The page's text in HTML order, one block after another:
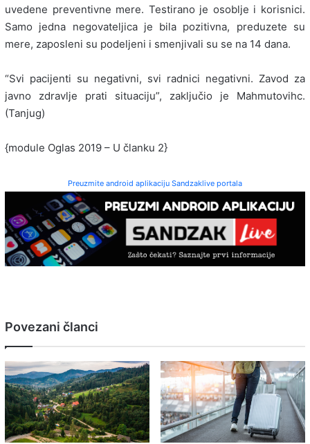
uvedene preventivne mere. Testirano je osoblje i korisnici.
Samo jedna negovateljica je bila pozitivna, preduzete su
mere, zaposleni su podeljeni i smenjivali su se na 14 dana.
“Svi pacijenti su negativni, svi radnici negativni. Zavod za
javno zdravlje prati situaciju”, zaključio je Mahmutovihc.
(Tanjug)
{module Oglas 2019 – U članku 2}
Preuzmite android aplikaciju Sandzaklive portala
Povezani članci